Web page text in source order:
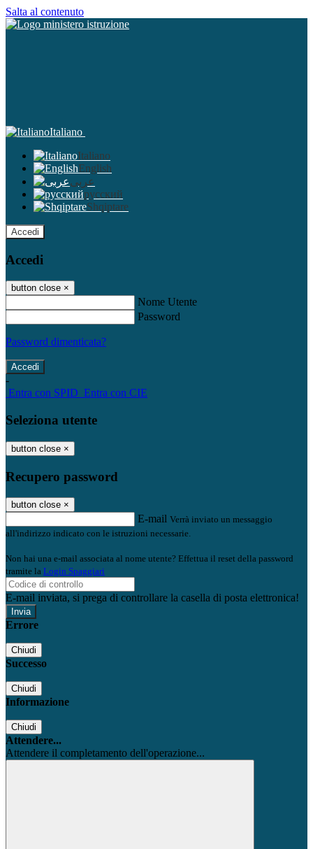
Salta al contenuto
Italiano
Italiano
English
عربى
русский
Shqiptare
Accedi
Accedi
button close ×
Nome Utente
Password
Password dimenticata?
-
Entra con SPID Entra con CIE
Seleziona utente
button close ×
Recupero password
button close ×
E-mail Verrà inviato un messaggio
all'indirizzo indicato con le istruzioni necessarie.
Non hai una e-mail associata al nome utente? Effettua il reset della password
tramite la Login Spaggiari
E-mail inviata, si prega di controllare la casella di posta elettronica!
Errore
Chiudi
Successo
Chiudi
Informazione
Chiudi
Attendere...
Attendere il completamento dell'operazione...